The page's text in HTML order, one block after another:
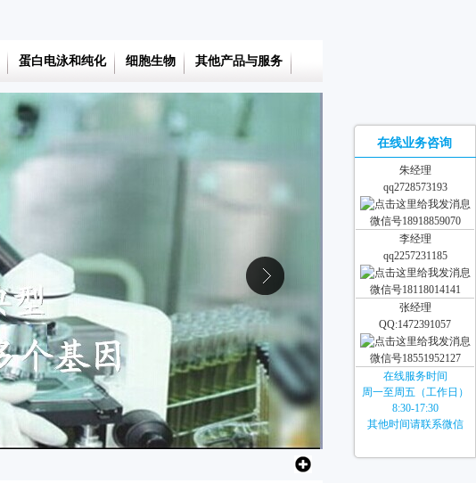
蛋白电泳和纯化 细胞生物 其他产品与服务
在线业务咨询
朱经理
qq2728573193
微信号18918859070
李经理
qq2257231185
微信号18118014141
张经理
QQ:1472391057
微信号18551952127
在线服务时间
周一至周五（工作日）
8:30-17:30
其他时间请联系微信